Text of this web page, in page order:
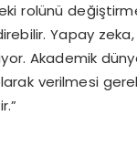
rolünü
Yapay
Akademik
verilmesi